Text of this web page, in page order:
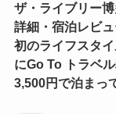
ザ・ライブリー
詳細・宿泊レビ
初のライフスタ
にGo To トラベ
3,500円で泊まっ